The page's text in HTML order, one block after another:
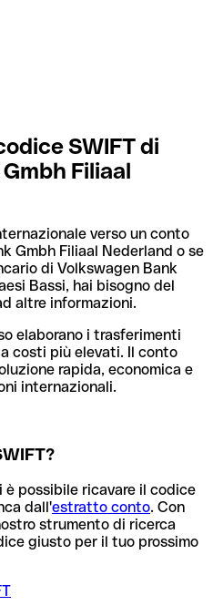
SWIFT di
Filiaal
verso un conto
Gmbh Filiaal Nederland o se
di Volkswagen Bank
Bassi, hai bisogno del
altre informazioni.
elaborano i trasferimenti
costi più elevati. Il conto
rapida, economica e
internazionali.
possibile ricavare il codice
dall'estratto conto. Con
strumento di ricerca
giusto per il tuo prossimo